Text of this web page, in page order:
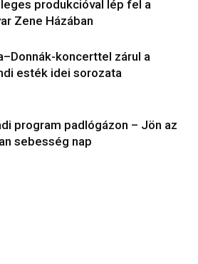
produkcióval lép fel a
Zene Házában
koncerttel zárul a
esték idei sorozata
program padlógázon – Jön az
sebesség nap